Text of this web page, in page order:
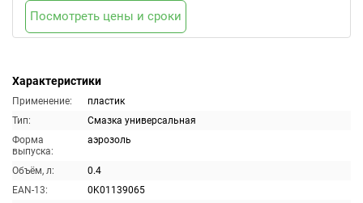
Характеристики
Применение:
пластик
Тип:
Смазка универсальная
Форма
выпуска:
аэрозоль
Объём, л:
0.4
EAN-13:
0K01139065
Посмотреть цены и сроки